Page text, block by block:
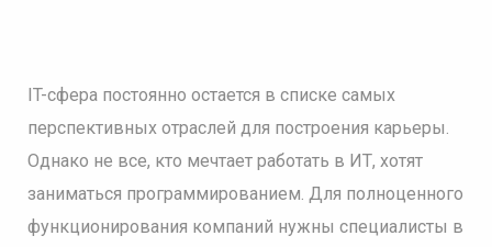
IT-сфера постоянно остается в списке самых
перспективных отраслей для построения карьеры.
Однако не все, кто мечтает работать в ИТ, хотят
заниматься программированием. Для полноценного
функционирования компаний нужны специалисты в